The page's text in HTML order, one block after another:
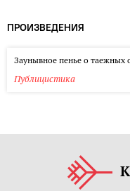
ПРОИЗВЕДЕНИЯ
Заунывное пенье о таежных
Публицистика